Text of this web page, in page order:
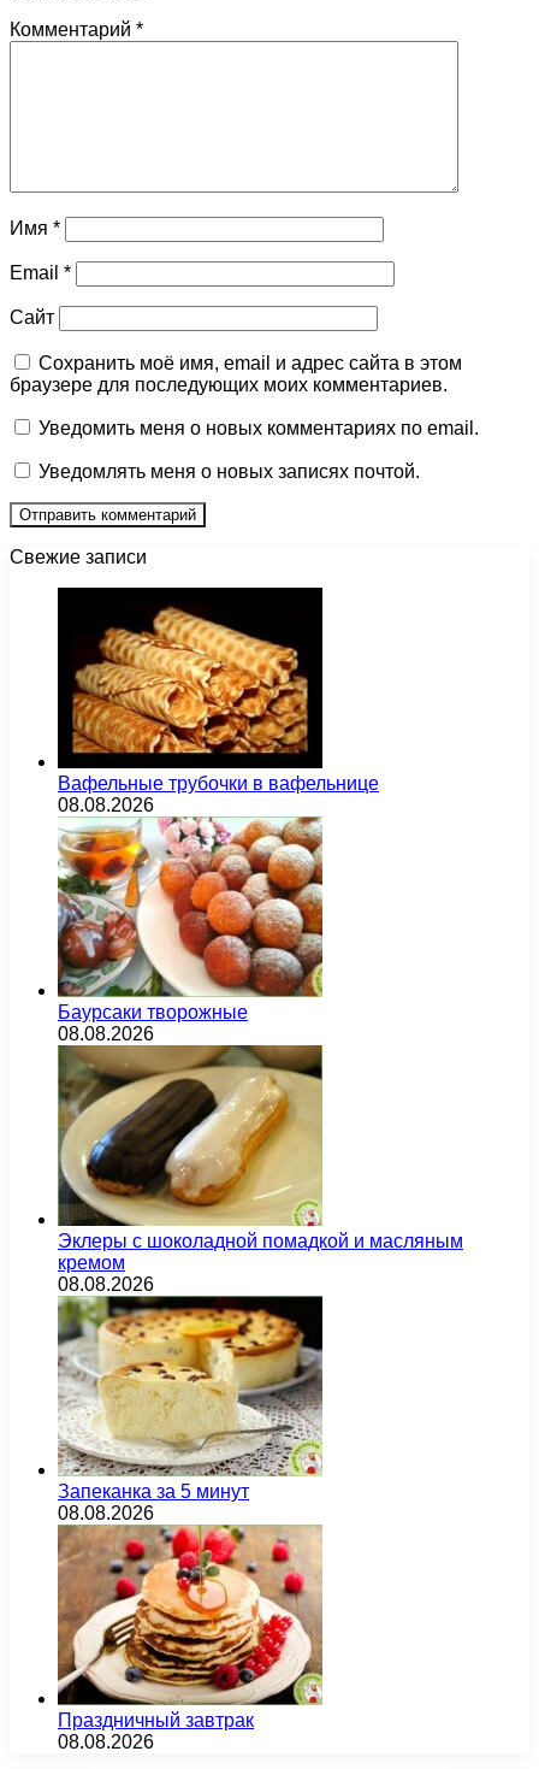
Комментарий *
Имя *
Email *
Сайт
Сохранить моё имя, email и адрес сайта в этом
браузере для последующих моих комментариев.
Уведомить меня о новых комментариях по email.
Уведомлять меня о новых записях почтой.
Свежие записи
Вафельные трубочки в вафельнице
08.08.2026
Баурсаки творожные
08.08.2026
Эклеры с шоколадной помадкой и масляным
кремом
08.08.2026
Запеканка за 5 минут
08.08.2026
Праздничный завтрак
08.08.2026